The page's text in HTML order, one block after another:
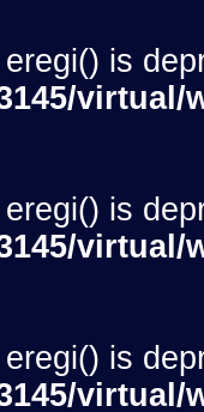
is
is
is